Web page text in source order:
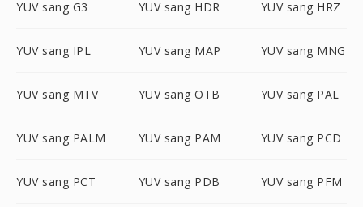
YUV sang G3 YUV sang HDR YUV sang HRZ
YUV sang IPL YUV sang MAP YUV sang MNG
YUV sang MTV YUV sang OTB YUV sang PAL
YUV sang PALM YUV sang PAM YUV sang PCD
YUV sang PCT YUV sang PDB YUV sang PFM